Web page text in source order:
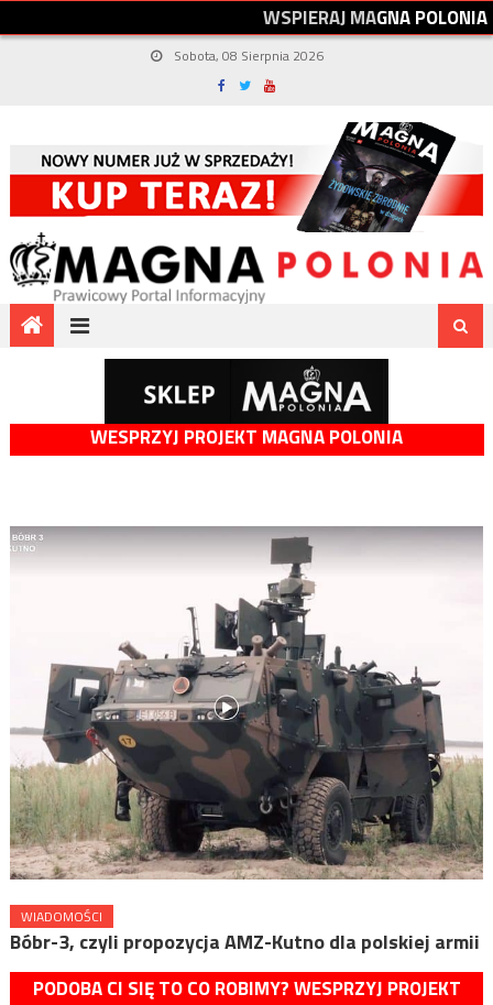
WSPIERAJMAGNAPOLONIA
Sobota, 08 Sierpnia 2026
WESPRZYJ PROJEKT MAGNA POLONIA
WIADOMOŚCI
Bóbr-3, czyli propozycja AMZ-Kutno dla polskiej armii
PODOBA CI SIĘ TO CO ROBIMY? WESPRZYJ PROJEKT